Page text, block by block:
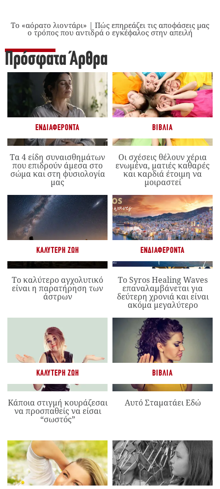
Το «αόρατο λιοντάρι» | Πώς επηρεάζει τις αποφάσεις μας
ο τρόπος που αντιδρά ο εγκέφαλος στην απειλή
Πρόσφατα Άρθρα
ΕΝΔΙΑΦΈΡΟΝΤΑ
Τα 4 είδη συναισθημάτων
που επιδρούν άμεσα στο
σώμα και στη φυσιολογία
μας
ΒΙΒΛΊΑ
Οι σχέσεις θέλουν χέρια
ενωμένα, ματιές καθαρές
και καρδιά έτοιμη να
μοιραστεί
ΚΑΛΎΤΕΡΗ ΖΩΉ
Το καλύτερο αγχολυτικό
είναι η παρατήρηση των
άστρων
ΕΝΔΙΑΦΈΡΟΝΤΑ
Το Syros Healing Waves
επαναλαμβάνεται για
δεύτερη χρονιά και είναι
ακόμα μεγαλύτερο
ΚΑΛΎΤΕΡΗ ΖΩΉ
Κάποια στιγμή κουράζεσαι
να προσπαθείς να είσαι
“σωστός”
ΒΙΒΛΊΑ
Αυτό Σταματάει Εδώ